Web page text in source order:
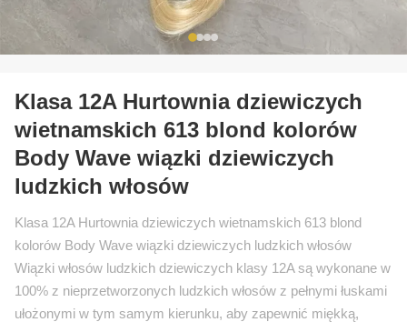
Klasa 12A Hurtownia dziewiczych
wietnamskich 613 blond kolorów
Body Wave wiązki dziewiczych
ludzkich włosów
Klasa 12A Hurtownia dziewiczych wietnamskich 613 blond
kolorów Body Wave wiązki dziewiczych ludzkich włosów
Wiązki włosów ludzkich dziewiczych klasy 12A są wykonane w
100% z nieprzetworzonych ludzkich włosów z pełnymi łuskami
ułożonymi w tym samym kierunku, aby zapewnić miękką,